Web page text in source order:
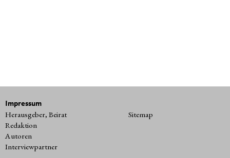
Impressum
Herausgeber, Beirat
Redaktion
Autoren
Interviewpartner
Sitemap